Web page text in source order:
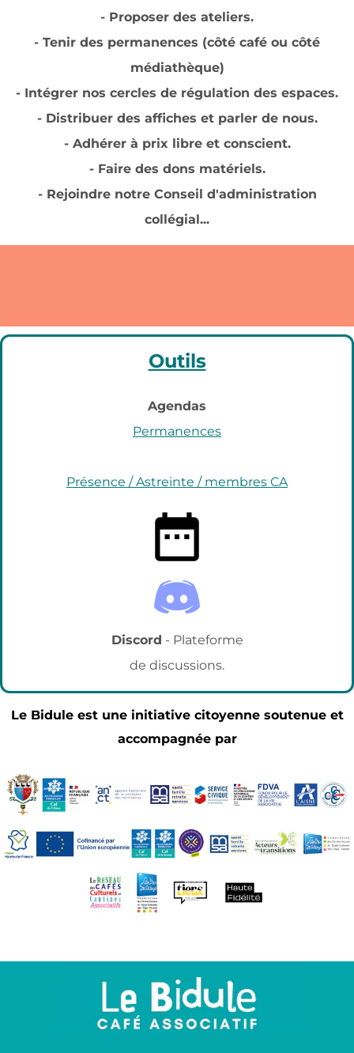
- Proposer des ateliers.
- Tenir des permanences (côté café ou côté
médiathèque)
- Intégrer nos cercles de régulation des espaces.
- Distribuer des affiches et parler de nous.
- Adhérer à prix libre et conscient.
- Faire des dons matériels.
- Rejoindre notre Conseil d'administration
collégial...
Outils
Agendas
Permanences
Présence / Astreinte / membres CA
date_range
Discord - Plateforme
de discussions.
Le Bidule est une initiative citoyenne soutenue et
accompagnée par